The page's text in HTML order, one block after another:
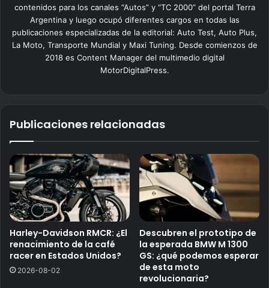
contenidos para los canales “Autos” y “TC 2000” del portal Terra
Argentina y luego ocupó diferentes cargos en todas las
publicaciones especializadas de la editorial: Auto Test, Auto Plus,
La Moto, Transporte Mundial y Maxi Tuning. Desde comienzos de
2018 es Content Manager del multimedio digital
MotorDigitalPress.
Publicaciones relacionadas
Harley-Davidson RMCR: ¿El
renacimiento de la café
racer en Estados Unidos?
2026-08-02
Descubren el prototipo de
la esperada BMW M 1300
GS: ¿qué podemos esperar
de esta moto
revolucionaria?